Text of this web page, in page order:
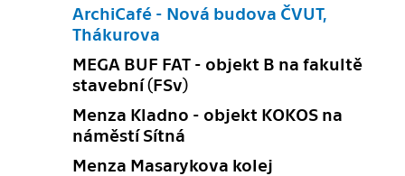
ArchiCafé - Nová budova ČVUT,
Thákurova
MEGA BUF FAT - objekt B na fakultě
stavební (FSv)
Menza Kladno - objekt KOKOS na
náměstí Sítná
Menza Masarykova kolej